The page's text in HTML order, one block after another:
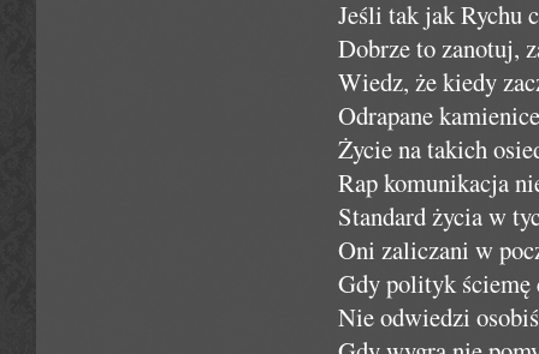
Jeśli tak jak Rychu
Dobrze to zanotuj,
Wiedz, że kiedy
Odrapane
Życie na takich
Rap komunikacja
Standard życia w
Oni zaliczani w
Gdy polityk ściemę
Nie odwiedzi